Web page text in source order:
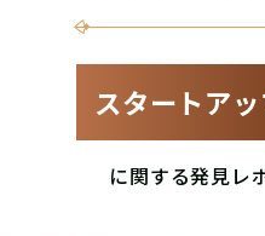
スタートア
に関する発見レ